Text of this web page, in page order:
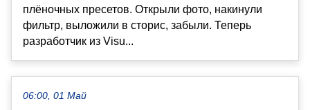
плёночных пресетов. Открыли фото, накинули
фильтр, выложили в сторис, забыли. Теперь
разработчик из Visu...
06:00, 01 Май